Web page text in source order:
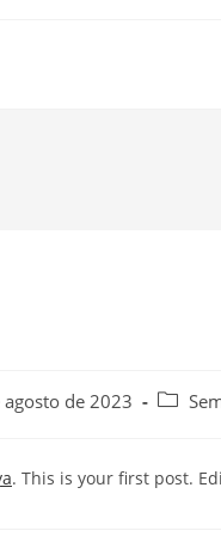
agosto de 2023
. This is your first post.